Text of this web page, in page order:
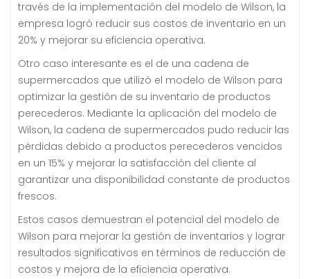
través de la implementación del modelo de Wilson, la
empresa logró reducir sus costos de inventario en un
20% y mejorar su eficiencia operativa.
Otro caso interesante es el de una cadena de
supermercados que utilizó el modelo de Wilson para
optimizar la gestión de su inventario de productos
perecederos. Mediante la aplicación del modelo de
Wilson, la cadena de supermercados pudo reducir las
pérdidas debido a productos perecederos vencidos
en un 15% y mejorar la satisfacción del cliente al
garantizar una disponibilidad constante de productos
frescos.
Estos casos demuestran el potencial del modelo de
Wilson para mejorar la gestión de inventarios y lograr
resultados significativos en términos de reducción de
costos y mejora de la eficiencia operativa.